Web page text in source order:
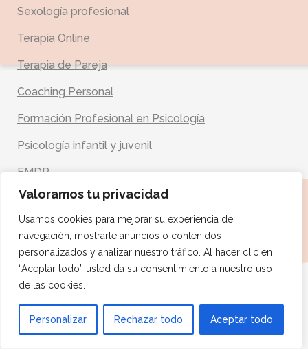
Valoramos tu privacidad
Usamos cookies para mejorar su experiencia de
navegación, mostrarle anuncios o contenidos
personalizados y analizar nuestro tráfico. Al hacer clic en
“Aceptar todo” usted da su consentimiento a nuestro uso
de las cookies.
Personalizar Rechazar todo Aceptar todo
Sexología profesional
Terapia Online
Terapia de Pareja
Coaching Personal
Formación Profesional en Psicología
Psicología infantil y juvenil
EMDR
Psicología Jurídica y Peritajes
Supervisión de Casos Clínicos
ENLACES
Aviso Legal